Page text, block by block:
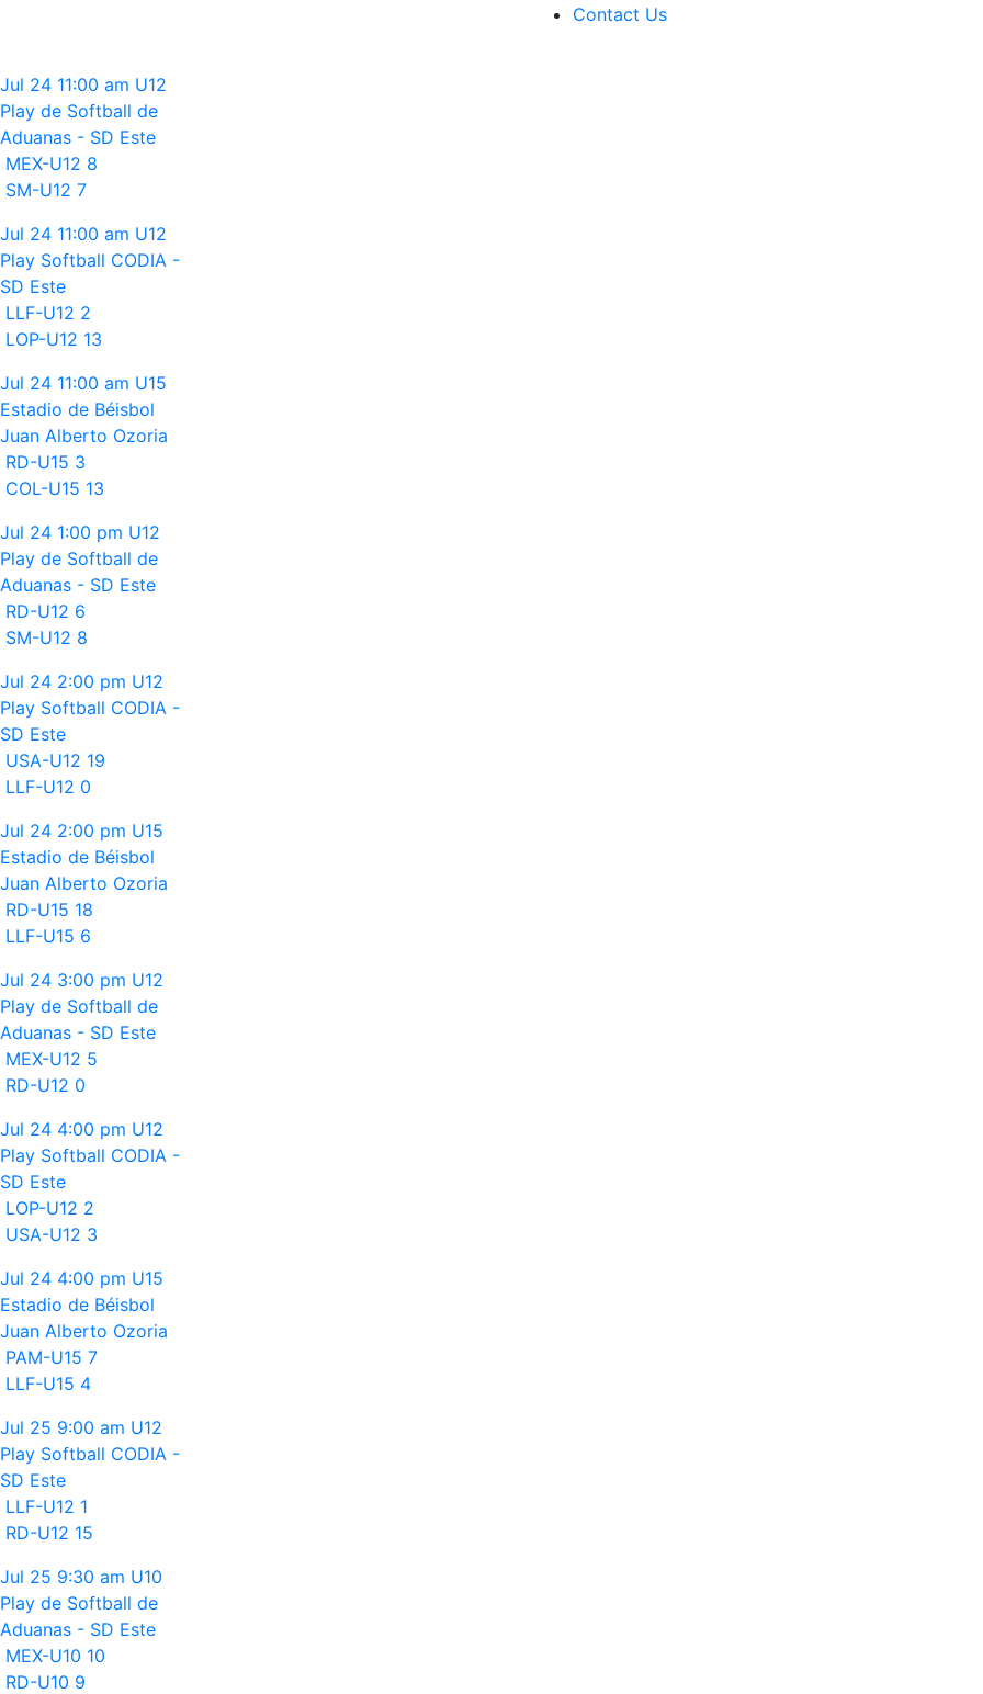
Contact Us
Jul 24 11:00 am U12
Play de Softball de
Aduanas - SD Este
MEX-U12 8
SM-U12 7
Jul 24 11:00 am U12
Play Softball CODIA -
SD Este
LLF-U12 2
LOP-U12 13
Jul 24 11:00 am U15
Estadio de Béisbol
Juan Alberto Ozoria
RD-U15 3
COL-U15 13
Jul 24 1:00 pm U12
Play de Softball de
Aduanas - SD Este
RD-U12 6
SM-U12 8
Jul 24 2:00 pm U12
Play Softball CODIA -
SD Este
USA-U12 19
LLF-U12 0
Jul 24 2:00 pm U15
Estadio de Béisbol
Juan Alberto Ozoria
RD-U15 18
LLF-U15 6
Jul 24 3:00 pm U12
Play de Softball de
Aduanas - SD Este
MEX-U12 5
RD-U12 0
Jul 24 4:00 pm U12
Play Softball CODIA -
SD Este
LOP-U12 2
USA-U12 3
Jul 24 4:00 pm U15
Estadio de Béisbol
Juan Alberto Ozoria
PAM-U15 7
LLF-U15 4
Jul 25 9:00 am U12
Play Softball CODIA -
SD Este
LLF-U12 1
RD-U12 15
Jul 25 9:30 am U10
Play de Softball de
Aduanas - SD Este
MEX-U10 10
RD-U10 9